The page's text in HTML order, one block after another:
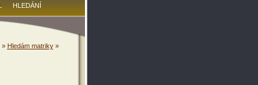
HLEDÁNÍ
» Hledám matriky»